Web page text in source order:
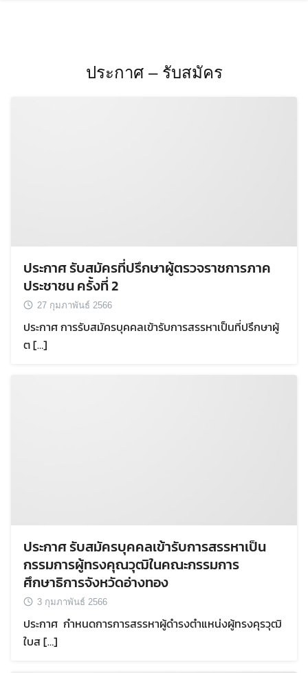
ประกาศ – รับสมัคร
ประกาศ รับสมัครที่ปรึกษาผู้ตรวจราชการภาค
ประชาชน ครั้งที่ 2
27 กุมภาพันธ์ 2566
ประกาศ การรับสมัครบุคคลเข้ารับการสรรหาเป็นที่ปรึกษาผู้
ต […]
ประกาศ รับสมัครบุคคลเข้ารับการสรรหาเป็น
กรรมการผู้ทรงคุณวุฒิในคณะกรรมการ
ศึกษาธิการจังหวัดอ่างทอง
3 กุมภาพันธ์ 2566
ประกาศ กำหนดการการสรรหาผู้ดำรงตำแหน่งผู้ทรงคุรวุฒิ
ใบส […]